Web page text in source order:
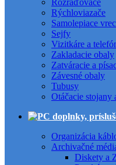
Rozraďovače
Rýchloviazače
Samolepiace
Sejfy
Vizitkáre a
Zakladacie obaly
Zatváracie a
Závesné obaly
Tubusy
Otáčacie stojany
Organizácia
Archivačné
Diskety a